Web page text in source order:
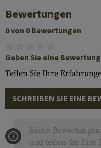
Bewertungen
0 von 0 Bewertungen
Geben Sie eine
Teilen Sie Ihre
SCHREIBEN SIE EINE
Keine
und teilen Sie Ihre